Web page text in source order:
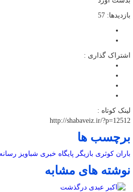
بازدیدها: 57
اشتراک گذاری :
لینک کوتاه :
http://shabaveiz.ir/?p=12512
برچسب ها
باران کوثری بازیگر پایگاه خبری شباویز رسانه
نوشته های مشابه